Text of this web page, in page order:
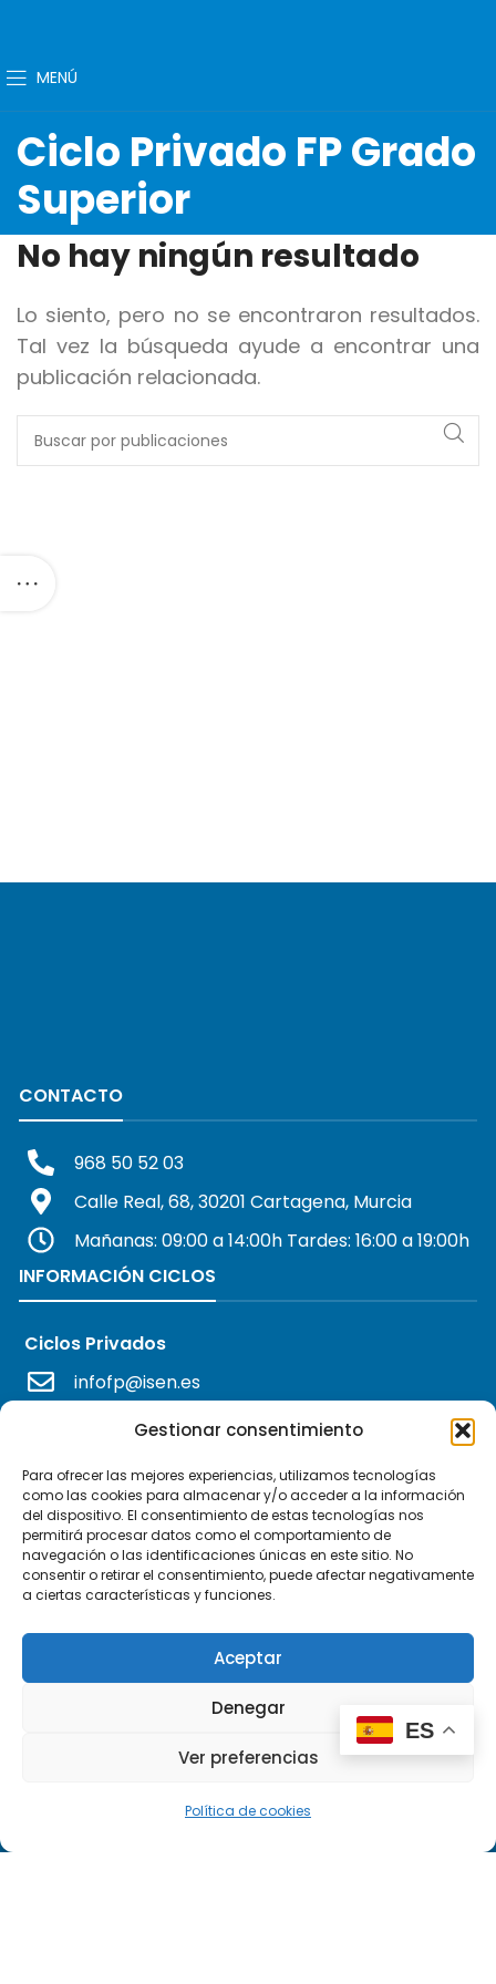
Gestionar consentimiento
Para ofrecer las mejores experiencias, utilizamos tecnologías
como las cookies para almacenar y/o acceder a la información
del dispositivo. El consentimiento de estas tecnologías nos
permitirá procesar datos como el comportamiento de
navegación o las identificaciones únicas en este sitio. No
consentir o retirar el consentimiento, puede afectar negativamente
a ciertas características y funciones.
Aceptar
Denegar
Ver preferencias
Política de cookies
MENÚ
Ciclo Privado FP Grado
Superior
No hay ningún resultado
Lo siento, pero no se encontraron resultados.
Tal vez la búsqueda ayude a encontrar una
publicación relacionada.
CONTACTO
968 50 52 03
Calle Real, 68, 30201 Cartagena, Murcia
Mañanas: 09:00 a 14:00h Tardes: 16:00 a 19:00h
INFORMACIÓN CICLOS
Ciclos Privados
infofp@isen.es
Ciclos Concertados
OFERTA ACADÉMICA
FP Grado Superior
ES